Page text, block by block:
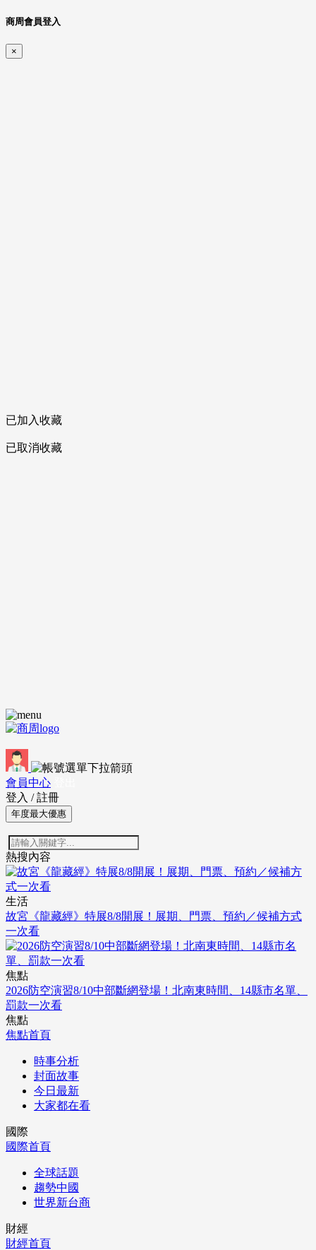
商周會員登入
×
已加入收藏
已取消收藏
會員中心
登入 / 註冊
年度最大優惠
熱搜內容
生活
故宮《龍藏經》特展8/8開展！展期、門票、預約／候補方式
一次看
焦點
2026防空演習8/10中部斷網登場！北南東時間、14縣市名單、
罰款一次看
焦點
焦點首頁
時事分析
封面故事
今日最新
大家都在看
國際
國際首頁
全球話題
趨勢中國
世界新台商
財經
財經首頁